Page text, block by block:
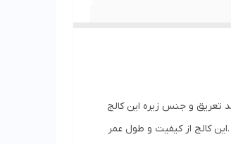
و جنس زیره این کالج
کالج از کیفیت و طول عمر